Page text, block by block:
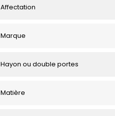
Affectation
Marque
Hayon ou double portes
Matière